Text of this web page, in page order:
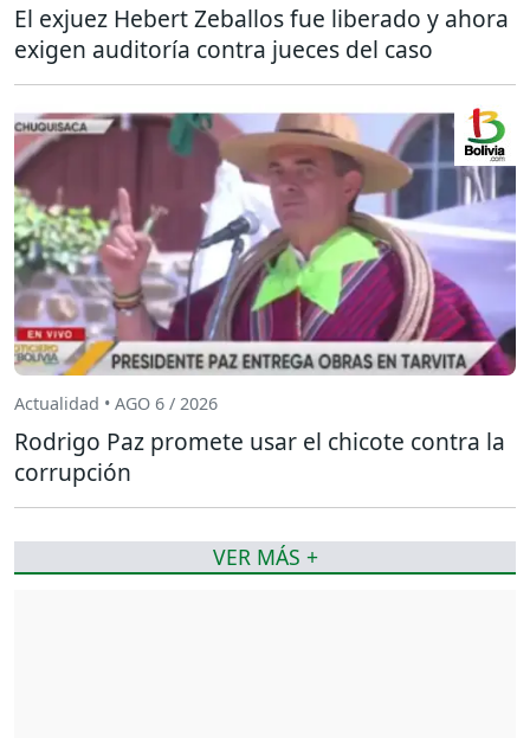
El exjuez Hebert Zeballos fue liberado y ahora
exigen auditoría contra jueces del caso
Actualidad • AGO 6 / 2026
Rodrigo Paz promete usar el chicote contra la
corrupción
VER MÁS +